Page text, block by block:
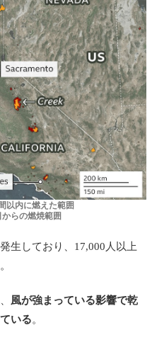
以内に燃えた範囲
からの燃焼範囲
生しており、17,000人以上
風が強まっている影響で乾
いる。